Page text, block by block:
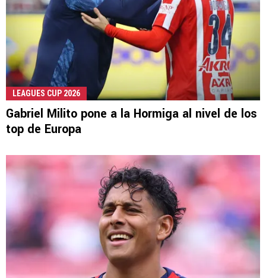
LEAGUES CUP 2026
Gabriel Milito pone a la Hormiga al nivel de los
top de Europa